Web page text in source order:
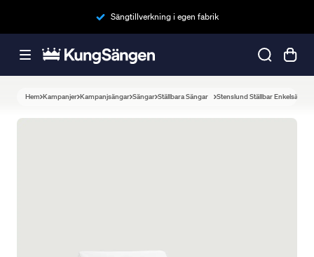
Sängtillverkning i egen fabrik
Hem Kampanjer Kampanjsängar Sängar Ställbara Sängar Stenslund Ställbar Enkelsäng